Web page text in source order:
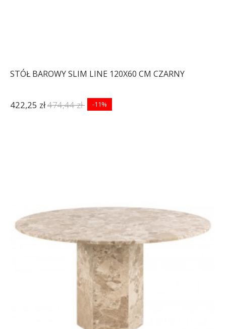
STÓŁ BAROWY SLIM LINE 120X60 CM CZARNY
422,25 zł474,44 zł -11%